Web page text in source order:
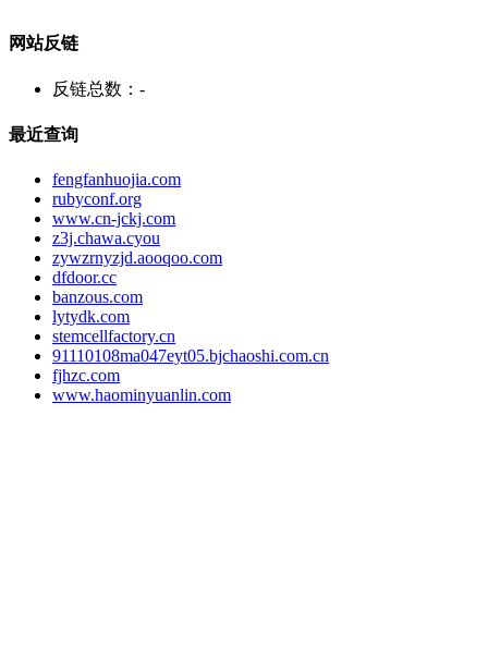
网站反链
反链总数： -
最近查询
fengfanhuojia.com
rubyconf.org
www.cn-jckj.com
z3j.chawa.cyou
zywzrnyzjd.aooqoo.com
dfdoor.cc
banzous.com
lytydk.com
stemcellfactory.cn
91110108ma047eyt05.bjchaoshi.com.cn
fjhzc.com
www.haominyuanlin.com